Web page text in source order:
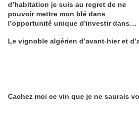
d’habitation je suis au regret de ne
pouvoir mettre mon blé dans
l’opportunité unique d'investir dans
Alain Edouard
Le vignoble algérien d’avant-hier et
Cachez moi ce vin que je ne saurais